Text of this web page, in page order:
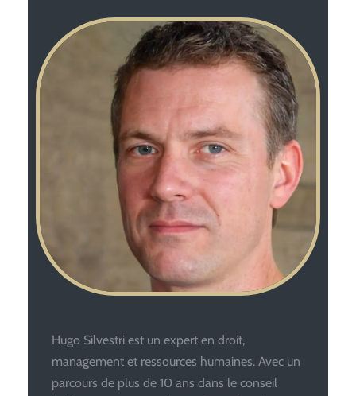
Hugo Silvestri est un expert en droit,
management et ressources humaines. Avec un
parcours de plus de 10 ans dans le conseil